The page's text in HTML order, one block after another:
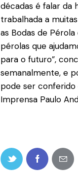
décadas é falar da
trabalhada a
as Bodas de
pérolas que
para o futuro”,
semanalmente, e
pode ser conferido
Imprensa Paulo